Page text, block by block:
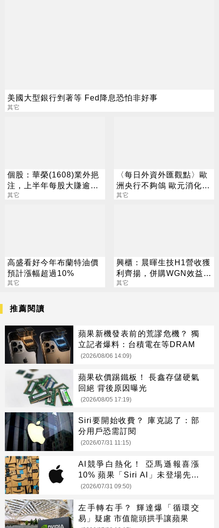
美國大型銀行剉著等 Fed降息恐怕非好事
其它
個股：華榮(1608)業外挹
注，上半年每股大賺逾7
元，股價跳空漲停鎖住
其它
〈每日外資外匯觀點〉歐
洲央行不夠鴿 歐元消化降
息預息後彈升
其它
高盛看好今年布蘭特油價
預計漲幅超過10%
其它
興櫃：晨暉生技H1營收獲
利齊揚，併購WGN效益本
季放大，全年營運拚逐季
其它
推薦閱讀
蘋果新機發表前的荒謬危機？ 獨
立記者爆料：台積電在等DRAM
(2026/08/06 14:09)
蘋果砍價踢鐵板！ 長鑫存儲硬氣
回絕 背後原因曝光
(2026/08/05 17:19)
Siri要開始收費？ 庫克認了：部
分用戶恐需訂閱
(2026/07/31 11:15)
AI競爭白熱化！ 亞馬遜報喜漲
10% 蘋果「Siri AI」未登場先摔
8%
(2026/07/31 09:50)
左手轉右手？ 輝達爆「循環交
易」疑慮 市值龍頭拱手讓蘋果